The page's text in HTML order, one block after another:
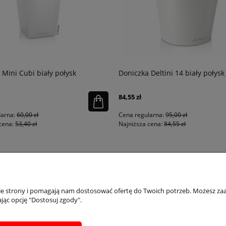
Cubi biały połysk
60,00 zł
53,40 zł
Doniczka Deltini 14 biały połysk
84,55 zł
Cena regularna: 95,00 zł
Najniższa cena: 84,55 zł
Dostępne formy płatości
strony i pomagają nam dostosować ofertę do Twoich potrzeb. Możesz
opcję "Dostosuj zgody".